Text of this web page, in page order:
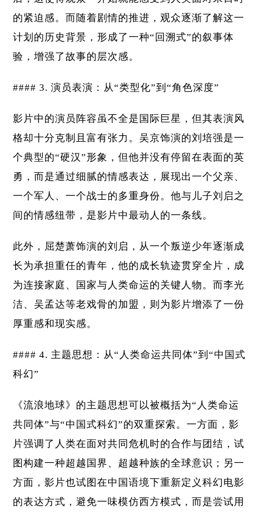
的紧迫感。而随着剧情的推进，观众逐渐了解这一
计划的历史背景，形成了一种“回溯式”的叙事体
验，增强了故事的层次感。
#### 3. 演员表演：从“类型化”到“角色深度”
影片中的演员阵容虽不全是国际巨星，但其表演风
格却十分克制且富有张力。吴京饰演的刘培强是一
个典型的“硬汉”形象，但他并没有停留在表面的英
勇，而是通过细腻的情感表达，展现出一个父亲、
一个军人、一个战士的多重身份。他与儿子刘启之
间的情感纽带，是影片中最动人的一条线。
此外，屈楚萧饰演的刘启，从一个叛逆少年逐渐成
长为承担重任的青年，他的成长轨迹贯穿全片，成
为连接家庭、国家与人类命运的关键人物。而李光
洁、吴孟达等老戏骨的加盟，则为影片增添了一份
厚重感和现实感。
#### 4. 主题思想：从“人类命运共同体”到“中国式
科幻”
《流浪地球》的主题思想可以被概括为“人类命运
共同体”与“中国式科幻”的双重探索。一方面，影
片强调了人类在面对共同危机时的合作与团结，试
图构建一种超越国界、超越种族的全球意识；另一
方面，影片也试图在中国语境下重新定义科幻电影
的表达方式，避免一味模仿西方模式，而是尝试用